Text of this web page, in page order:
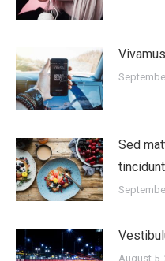
Sed
tincidunt
August 5,